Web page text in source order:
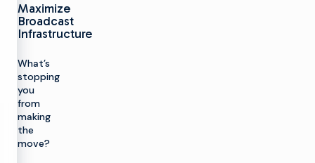
Maximize
Broadcast
Infrastructure
What’s
stopping
you
from
making
the
move?